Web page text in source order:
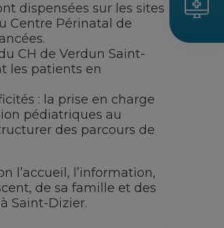
dispensées sur les sites
Centre Périnatal de
CH de Verdun Saint-
les patients en
: la prise en charge
pédiatriques au
des parcours de
l’accueil, l’information,
de sa famille et des
Saint-Dizier.